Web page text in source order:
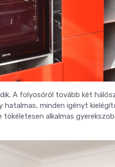
A folyosóról tovább két
minden igényt
alkalmas